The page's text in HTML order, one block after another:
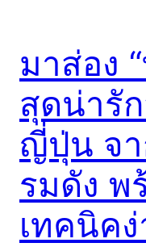
มาส่อง
สุดน่ารั
ญี่ปุ่น จ
รมดัง พ
เทคนิคง่